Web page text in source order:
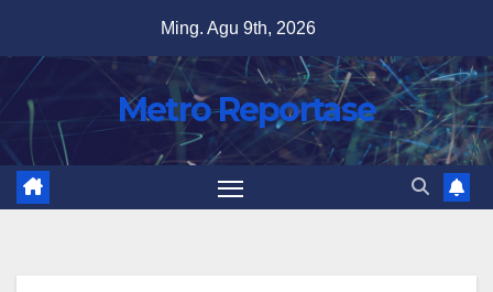
content
Ming. Agu 9th, 2026
Metro Reportase